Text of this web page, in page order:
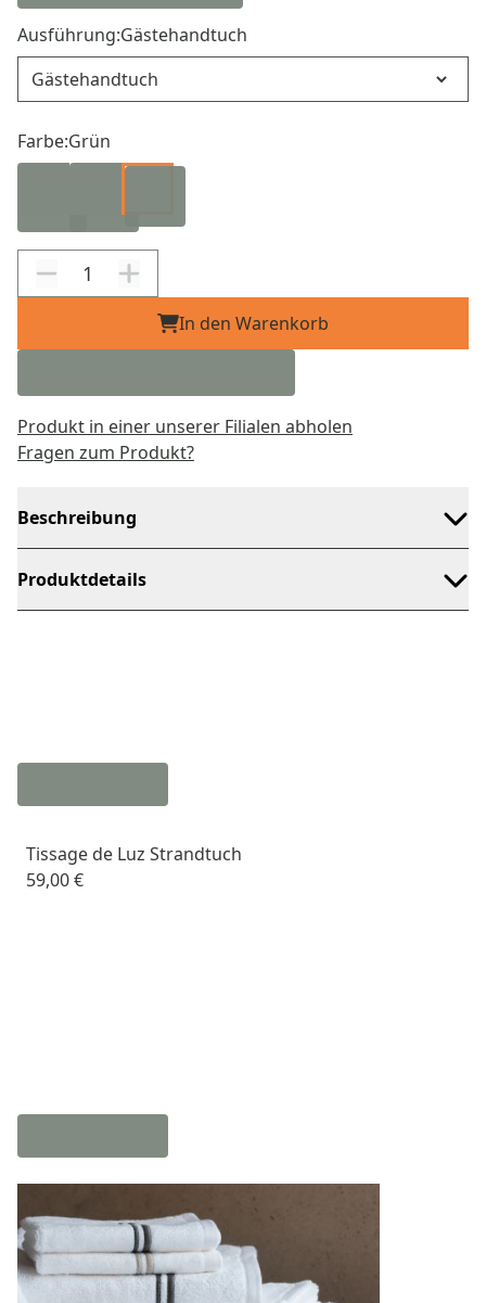
Ausführung:Gästehandtuch
Farbe:Grün
In den Warenkorb
Produkt in einer unserer Filialen abholen
Fragen zum Produkt?
Beschreibung
Produktdetails
Tissage de Luz Strandtuch
59,00 €